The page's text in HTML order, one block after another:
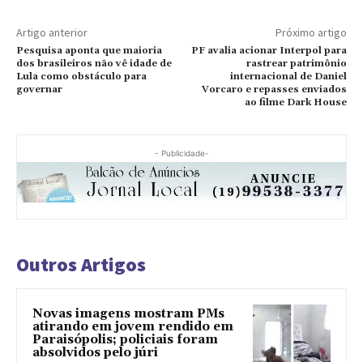
Artigo anterior
Pesquisa aponta que maioria
dos brasileiros não vê idade de
Lula como obstáculo para
governar
Próximo artigo
PF avalia acionar Interpol para
rastrear patrimônio
internacional de Daniel
Vorcaro e repasses enviados
ao filme Dark House
- Publicidade-
Outros Artigos
Novas imagens mostram PMs
atirando em jovem rendido em
Paraisópolis; policiais foram
absolvidos pelo júri